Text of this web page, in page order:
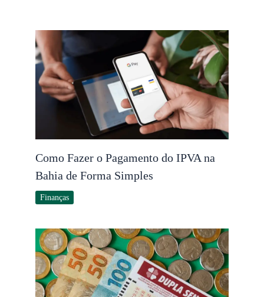
Como Fazer o Pagamento do IPVA na
Bahia de Forma Simples
Finanças